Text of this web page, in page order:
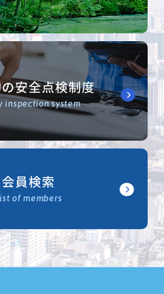
安全点検制度
inspection system
会員検索
of members